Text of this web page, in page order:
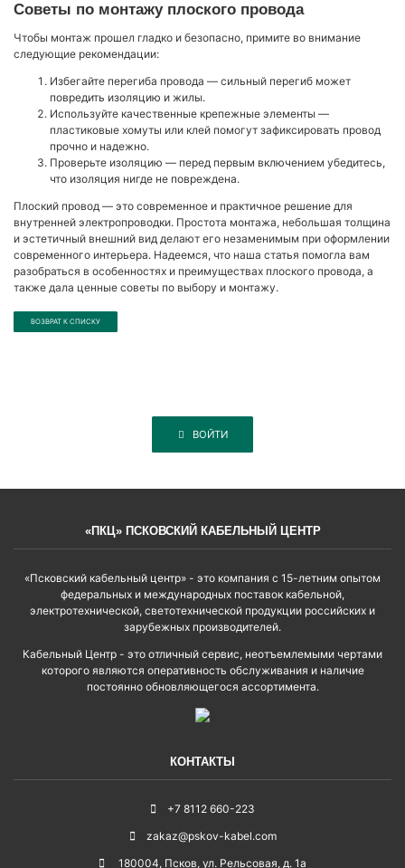
Советы по монтажу плоского провода
Чтобы монтаж прошел гладко и безопасно, примите во внимание
следующие рекомендации:
Избегайте перегиба провода — сильный перегиб может
повредить изоляцию и жилы.
Используйте качественные крепежные элементы —
пластиковые хомуты или клей помогут зафиксировать провод
прочно и надежно.
Проверьте изоляцию — перед первым включением убедитесь,
что изоляция нигде не повреждена.
Плоский провод — это современное и практичное решение для
внутренней электропроводки. Простота монтажа, небольшая толщина
и эстетичный внешний вид делают его незаменимым при оформлении
современного интерьера. Надеемся, что наша статья помогла вам
разобраться в особенностях и преимуществах плоского провода, а
также дала ценные советы по выбору и монтажу.
ВОЗВРАТ К СПИСКУ
ВОЙТИ
«ПКЦ» ПСКОВСКИЙ КАБЕЛЬНЫЙ ЦЕНТР
«Псковский кабельный центр» - это компания с 15-летним опытом
федеральных и международных поставок кабельной,
электротехнической, светотехнической продукции российских и
зарубежных производителей.
Кабельный Центр - это отличный сервис, неотъемлемыми чертами
которого являются оперативность обслуживания и наличие
постоянно обновляющегося ассортимента.
КОНТАКТЫ
+7 8112 660-223
zakaz@pskov-kabel.com
180004, Псков, ул. Рельсовая, д. 1а